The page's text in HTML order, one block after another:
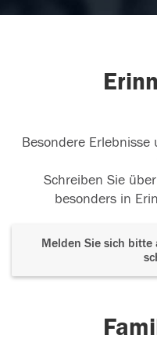
Besondere
Schreiben Sie
besonders in
Melden Sie sich